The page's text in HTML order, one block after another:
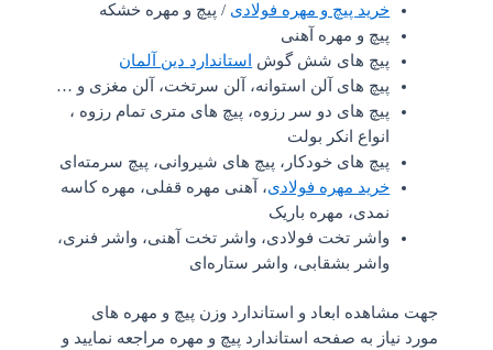
خرید پیچ و مهره فولادی / پیچ و مهره خشکه
پیچ و مهره آهنی
پیچ های شش گوش
استاندارد دین آلمان
پیچ های آلن استوانه، آلن سرتخت، آلن مغزی و …
پیچ های دو سر رزوه، پیچ های متری تمام رزوه ،
انواع انکر بولت
پیچ های خودکار، پیچ های شیروانی، پیچ سرمته‌ای
خرید مهره فولادی، آهنی مهره قفلی، مهره کاسه
نمدی، مهره باریک
واشر تخت فولادی، واشر تخت آهنی، واشر فنری،
واشر بشقابی، واشر ستاره‌ای
جهت مشاهده ابعاد و استاندارد وزن پیچ و مهره های
مورد نیاز به صفحه استاندارد پیچ و مهره مراجعه نمایید و